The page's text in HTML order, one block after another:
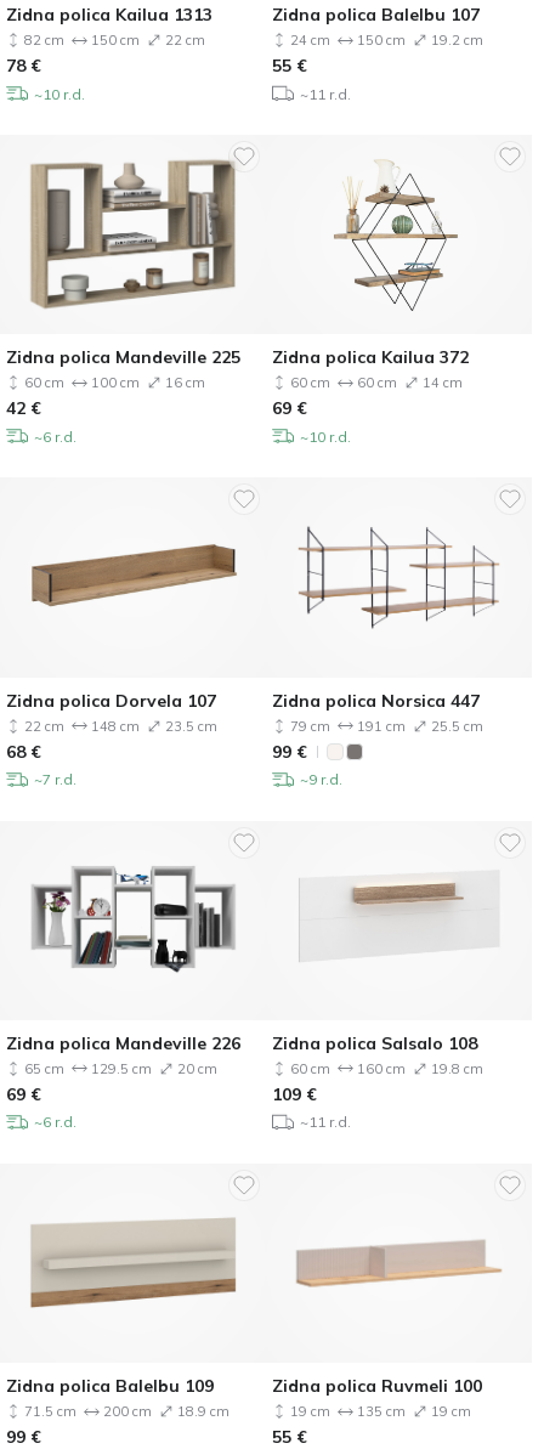
Zidna polica Kailua 1313
82 cm 150 cm 22 cm
78 €
~10 r.d.
Zidna polica Balelbu 107
24 cm 150 cm 19.2 cm
55 €
~11 r.d.
Zidna polica Mandeville 225
60 cm 100 cm 16 cm
42 €
~6 r.d.
Zidna polica Kailua 372
60 cm 60 cm 14 cm
69 €
~10 r.d.
Zidna polica Dorvela 107
22 cm 148 cm 23.5 cm
68 €
~7 r.d.
Zidna polica Norsica 447
79 cm 191 cm 25.5 cm
99 €
~9 r.d.
Zidna polica Mandeville 226
65 cm 129.5 cm 20 cm
69 €
~6 r.d.
Zidna polica Salsalo 108
60 cm 160 cm 19.8 cm
109 €
~11 r.d.
Zidna polica Balelbu 109
71.5 cm 200 cm 18.9 cm
99 €
Zidna polica Ruvmeli 100
19 cm 135 cm 19 cm
55 €